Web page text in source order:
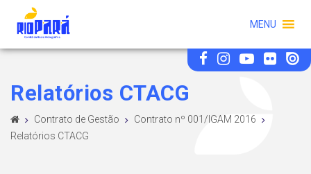
MENU
Relatórios CTACG
Contrato de Gestão
Contrato nº 001/IGAM 2016
Relatórios CTACG